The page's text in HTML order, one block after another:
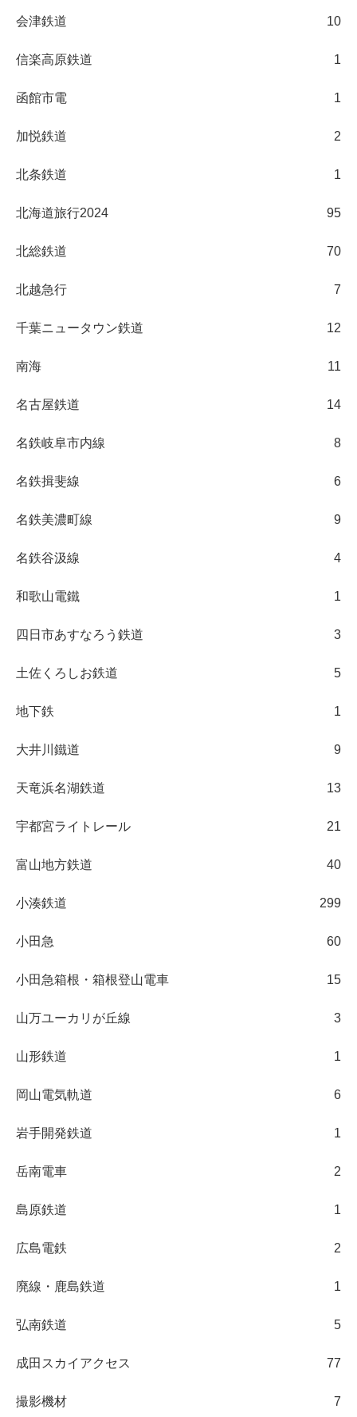
会津鉄道 10
信楽高原鉄道 1
函館市電 1
加悦鉄道 2
北条鉄道 1
北海道旅行2024 95
北総鉄道 70
北越急行 7
千葉ニュータウン鉄道 12
南海 11
名古屋鉄道 14
名鉄岐阜市内線 8
名鉄揖斐線 6
名鉄美濃町線 9
名鉄谷汲線 4
和歌山電鐵 1
四日市あすなろう鉄道 3
土佐くろしお鉄道 5
地下鉄 1
大井川鐵道 9
天竜浜名湖鉄道 13
宇都宮ライトレール 21
富山地方鉄道 40
小湊鉄道 299
小田急 60
小田急箱根・箱根登山電車 15
山万ユーカリが丘線 3
山形鉄道 1
岡山電気軌道 6
岩手開発鉄道 1
岳南電車 2
島原鉄道 1
広島電鉄 2
廃線・鹿島鉄道 1
弘南鉄道 5
成田スカイアクセス 77
撮影機材 7